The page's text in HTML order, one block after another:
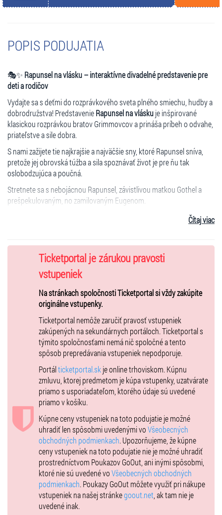
POPIS PODUJATIA
🎭✨ Rapunsel na vlásku – interaktívne divadelné predstavenie pre
deti a rodičov
Vydajte sa s deťmi do rozprávkového sveta plného smiechu, hudby a
dobrodružstva! PredstavenieRapunsel na vláskuje inšpirované
klasickou rozprávkou bratov Grimmovcov a prináša príbeh o odvahe,
priateľstve a sile dobra.
S nami zažijete tie najkrajšie a najväčšie sny, ktoré Rapunsel sníva,
pretože jej obrovská túžba a sila spoznávať život je pre ňu tak
oslobodzujúca a poučná.
Stretnete sa s nebojácnou Rapunsel, závistlivou matkou Gothel a
prešpekulovaným, no zamilovaným Eugenom.
vytvárajú čarovnú atmosféru.
Zážitok pre celú rodinu – zábava pre deti, príjemné chvíle
pre rodičov.
Trvanie: cca 50 minút
Odporúčaný vek: od 3 rokov
Príďte si vychutnať rozprávku naživo – tešíme sa na vás! 💛🌿💜
Obsadenie:
Rapunsel - Lucia Bugalová
Mama Gothel - Natália Kóšová
Eugen - Matej Koreň
Čítaj viac
Ticketportal je zárukou pravosti
vstupeniek
Na stránkach spoločnosti Ticketportal si vždy zakúpite
originálne vstupenky.
Ticketportal nemôže zaručiť pravosť vstupeniek
zakúpených na sekundárnych portáloch. Ticketportal s
týmito spoločnosťami nemá nič spoločné a tento
spôsob prepredávania vstupeniek nepodporuje.
Portálticketportal.sk je online trhoviskom. Kúpnu
zmluvu, ktorej predmetom je kúpa vstupenky, uzatvárate
priamo s usporiadateľom, ktorého údaje sú uvedené
priamo v košíku.
Kúpne ceny vstupeniek na toto podujatie je možné
uhradiť len spôsobmi uvedenými voVšeobecných
obchodných podmienkach. Upozorňujeme, že kúpne
ceny vstupeniek na toto podujatie nie je možné uhradiť
prostredníctvom Poukazov GoOut, ani inými spôsobmi,
ktoré nie sú uvedené voVšeobecných obchodných
podmienkach. Poukazy GoOut môžete využiť pri nákupe
vstupeniek na našej stránkegoout.net , ak tam nie je
uvedené inak.